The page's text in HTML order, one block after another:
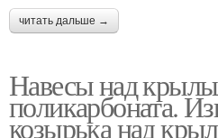
читать дальше →
Навесы над
поликарбоната.
козырька над